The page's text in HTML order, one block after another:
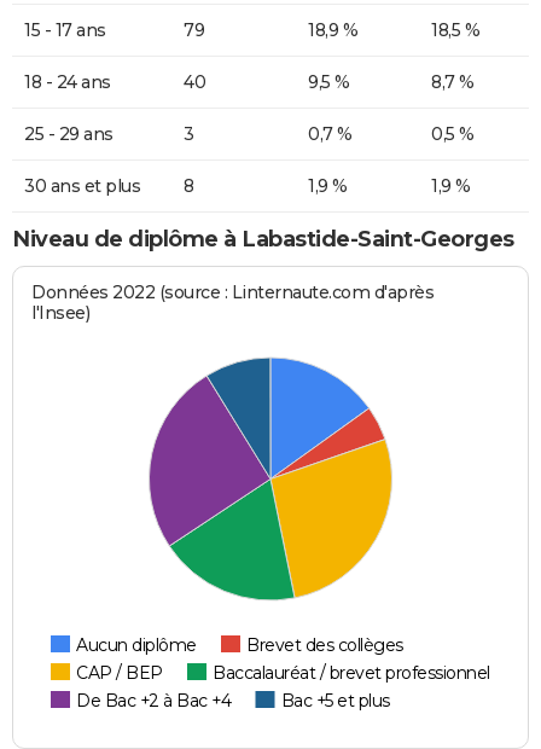
15 - 17 ans 79 18,9 % 18,5 %
18 - 24 ans 40 9,5 % 8,7 %
25 - 29 ans 3 0,7 % 0,5 %
30 ans et plus 8 1,9 % 1,9 %
Niveau de diplôme à Labastide-Saint-Georges
Données 2022 (source : Linternaute.com d'après
l'Insee)
Aucun diplôme
Brevet des collèges
CAP / BEP
Baccalauréat / brevet professionnel
De Bac +2 à Bac +4
Bac +5 et plus